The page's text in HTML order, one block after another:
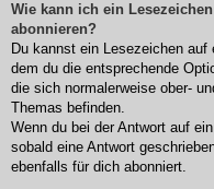
Wie kann ich ein
abonnieren?
Du kannst ein Lesezeichen
dem du die entsprechende
die sich normalerweise ober-
Themas befinden.
Wenn du bei der Antwort auf
sobald eine Antwort
ebenfalls für dich abonniert.